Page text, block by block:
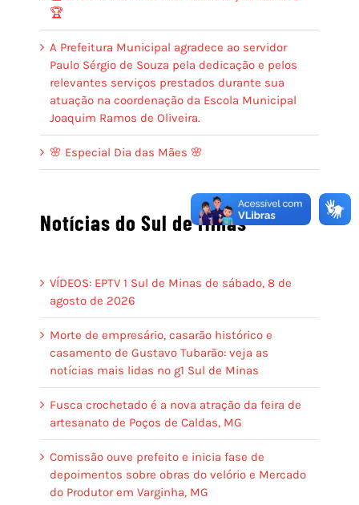
🏆
A Prefeitura Municipal agradece ao servidor
Paulo Sérgio de Souza pela dedicação e pelos
relevantes serviços prestados durante sua
atuação na coordenação da Escola Municipal
Joaquim Ramos de Oliveira.
🌸 Especial Dia das Mães 🌸
Notícias do Sul de Minas
VÍDEOS: EPTV 1 Sul de Minas de sábado, 8 de
agosto de 2026
Morte de empresário, casarão histórico e
casamento de Gustavo Tubarão: veja as
notícias mais lidas no g1 Sul de Minas
Fusca crochetado é a nova atração da feira de
artesanato de Poços de Caldas, MG
Comissão ouve prefeito e inicia fase de
depoimentos sobre obras do velório e Mercado
do Produtor em Varginha, MG